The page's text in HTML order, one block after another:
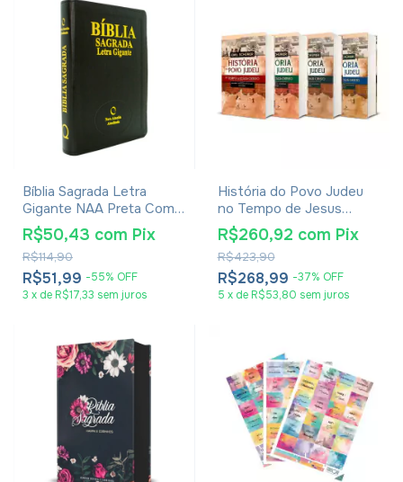
Bíblia Sagrada Letra
Gigante NAA Preta Com
Índice
R$51,99 -55% OFF
R$114,90
R$50,43 com Pix
3 x de R$17,33 sem juros
História do Povo Judeu
no Tempo de Jesus
Cristo - Emil Schürer -
Coleção Completa Vol. 1
ao 4
R$268,99 -37% OFF
R$423,90
R$260,92 com Pix
5 x de R$53,80 sem juros